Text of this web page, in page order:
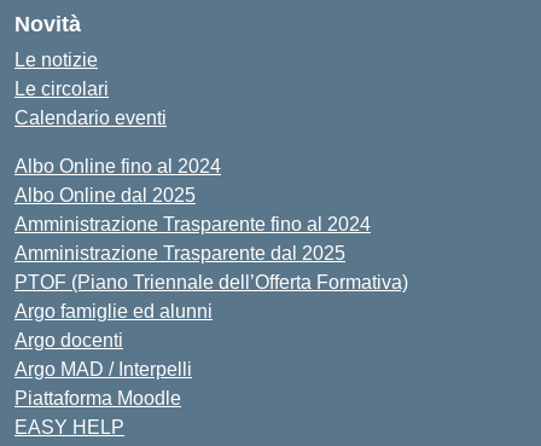
Novità
Le notizie
Le circolari
Calendario eventi
Albo Online fino al 2024
Albo Online dal 2025
Amministrazione Trasparente fino al 2024
Amministrazione Trasparente dal 2025
PTOF (Piano Triennale dell’Offerta Formativa)
Argo famiglie ed alunni
Argo docenti
Argo MAD / Interpelli
Piattaforma Moodle
EASY HELP